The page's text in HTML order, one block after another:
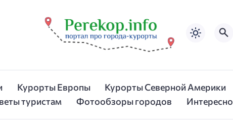
Курорты Европы Курорты Северной Америки
туристам
Фотообзоры городов Интересно